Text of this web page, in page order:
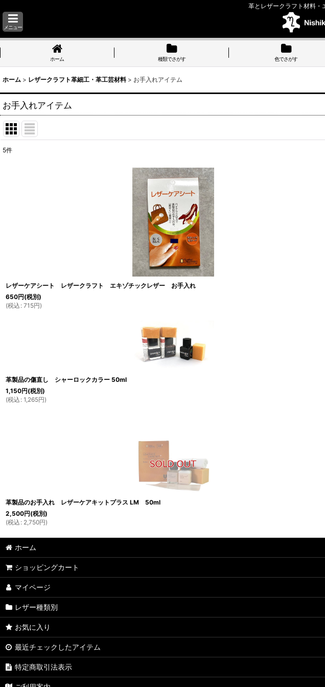
革とレザークラフト材料・
メニュー
ホーム 種類でさがす 色でさがす
ホーム > レザークラフト革細工・革工芸材料 > お手入れアイテム
お手入れアイテム
5件
レザーケアシート レザークラフト エキゾチックレザー お手入れ
650円(税別)
(税込 : 715円)
革製品の傷直し シャーロックカラー 50ml
1,150円(税別)
(税込 : 1,265円)
革製品のお手入れ レザーケアキットプラス LM 50ml
2,500円(税別)
(税込 : 2,750円)
ホーム
ショッピングカート
マイページ
レザー種類別
お気に入り
最近チェックしたアイテム
特定商取引法表示